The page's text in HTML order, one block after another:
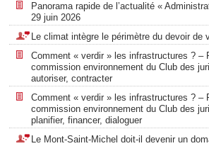
Panorama rapide de l’actualité «
29 juin 2026
Le climat intègre le périmètre du devoir de
Comment « verdir » les infrastructures ? –
commission environnement du Club des
autoriser, contracter
Comment « verdir » les infrastructures ? –
commission environnement du Club des
planifier, financer, dialoguer
Le Mont-Saint-Michel doit-il devenir un